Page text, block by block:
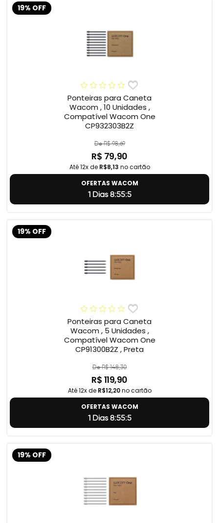
19% OFF
Ponteiras para Caneta
Wacom , 10 Unidades ,
Compatível Wacom One
CP932303B2Z
De R$ 98,69
R$ 79,90
Até 12x de R$8,13 no cartão
OFERTAS WACOM
1 Dias 8:55:4
19% OFF
Ponteiras para Caneta
Wacom , 5 Unidades ,
Compatível Wacom One
CP91300B2Z , Preta
De R$ 148,30
R$ 119,90
Até 12x de R$12,20no cartão
OFERTAS WACOM
1 Dias 8:55:4
19% OFF